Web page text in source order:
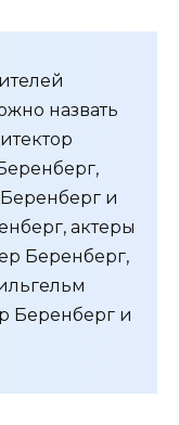
назвать
и
актеры
Беренберг,
Беренберг и